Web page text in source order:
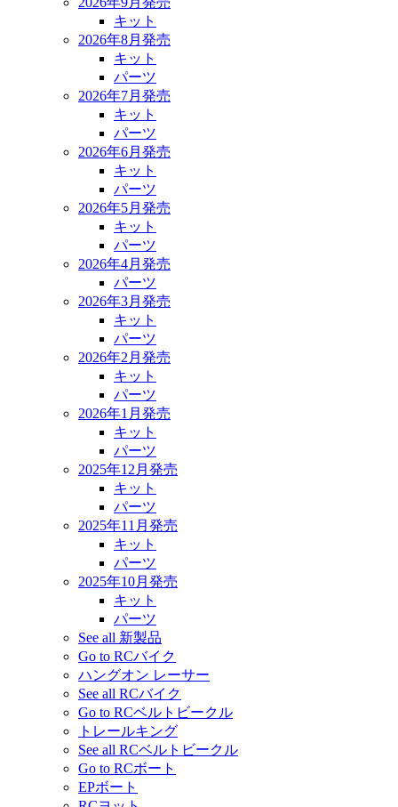
キット
2026年8月発売
キット
パーツ
2026年7月発売
キット
パーツ
2026年6月発売
キット
パーツ
2026年5月発売
キット
パーツ
2026年4月発売
パーツ
2026年3月発売
キット
パーツ
2026年2月発売
キット
パーツ
2026年1月発売
キット
パーツ
2025年12月発売
キット
パーツ
2025年11月発売
キット
パーツ
2025年10月発売
キット
パーツ
See all 新製品
Go to RCバイク
ハングオン レーサー
See all RCバイク
Go to RCベルトビークル
トレールキング
See all RCベルトビークル
Go to RCボート
EPボート